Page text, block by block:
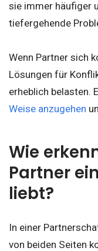
sie immer häufiger
tiefergehende
Wenn Partner sich
Lösungen für
erheblich belasten.
Weise anzugehen
Wie
Partner
liebt?
In einer
von beiden Seiten